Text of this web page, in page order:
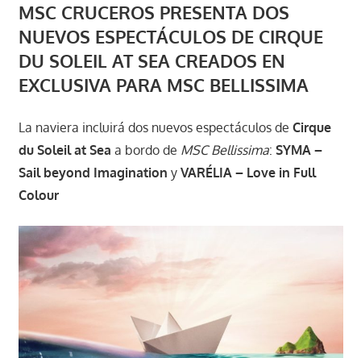
MSC CRUCEROS PRESENTA DOS
NUEVOS ESPECTÁCULOS DE CIRQUE
DU SOLEIL AT SEA CREADOS EN
EXCLUSIVA PARA MSC BELLISSIMA
La naviera incluirá dos nuevos espectáculos de Cirque
du Soleil at Sea a bordo de MSC Bellissima: SYMA –
Sail beyond Imagination y VARÉLIA – Love in Full
Colour